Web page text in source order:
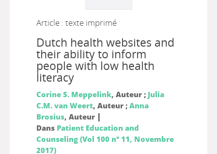
Article : texte imprimé
Dutch health websites and
their ability to inform
people with low health
literacy
Corine S. Meppelink, Auteur ; Julia
C.M. van Weert, Auteur ; Anna
Brosius, Auteur |
Dans Patient Education and
Counseling (Vol 100 n° 11, Novembre
2017)